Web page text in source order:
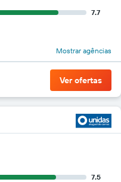
7.7
Mostrar agências
Ver ofertas
7.5